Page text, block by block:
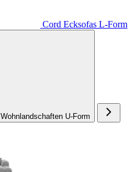
Cord Ecksofas L-Form
Wohnlandschaften U-Form